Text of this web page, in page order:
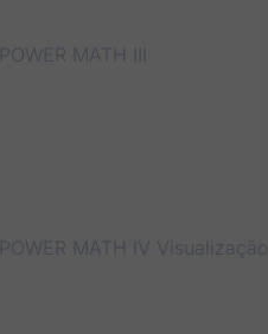
POWER MATH III
POWER MATH IV Visualização